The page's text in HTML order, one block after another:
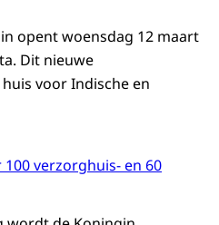
opent woensdag 12 maart
Dit nieuwe
voor Indische en
verzorghuis- en 60